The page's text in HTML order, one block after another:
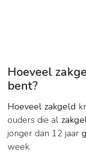
Hoeveel
bent?
Hoeveel zakgeld
ouders die al
jonger dan 12 jaar
week.